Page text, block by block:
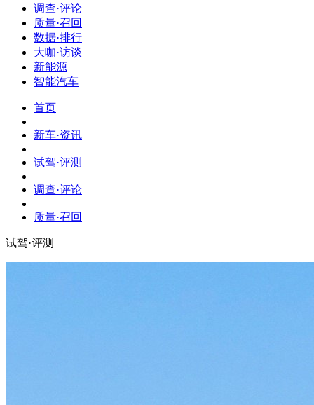
调查·评论
质量·召回
数据·排行
大咖·访谈
新能源
智能汽车
首页
新车·资讯
试驾·评测
调查·评论
质量·召回
试驾·评测